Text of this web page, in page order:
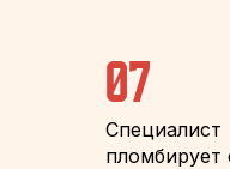
07
Специалист
пломбирует